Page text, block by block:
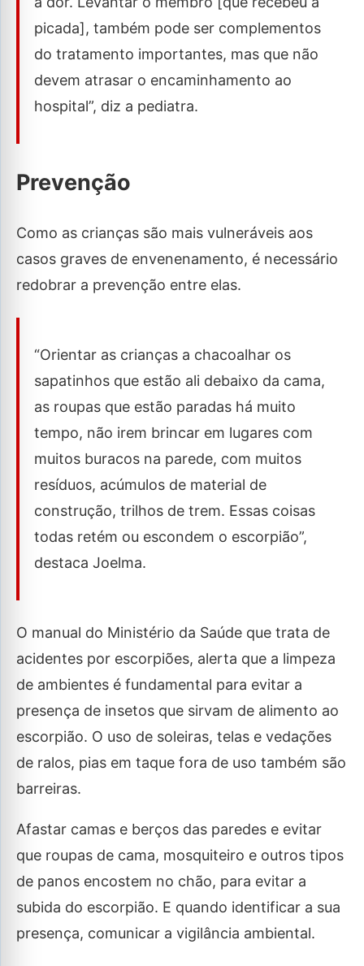
picada], também pode ser complementos
do tratamento importantes, mas que não
devem atrasar o encaminhamento ao
hospital”, diz a pediatra.
Prevenção
Como as crianças são mais vulneráveis aos
casos graves de envenenamento, é necessário
redobrar a prevenção entre elas.
“Orientar as crianças a chacoalhar os
sapatinhos que estão ali debaixo da cama,
as roupas que estão paradas há muito
tempo, não irem brincar em lugares com
muitos buracos na parede, com muitos
resíduos, acúmulos de material de
construção, trilhos de trem. Essas coisas
todas retém ou escondem o escorpião”,
destaca Joelma.
O manual do Ministério da Saúde que trata de
acidentes por escorpiões, alerta que a limpeza
de ambientes é fundamental para evitar a
presença de insetos que sirvam de alimento ao
escorpião. O uso de soleiras, telas e vedações
de ralos, pias em taque fora de uso também são
barreiras.
Afastar camas e berços das paredes e evitar
que roupas de cama, mosquiteiro e outros tipos
de panos encostem no chão, para evitar a
subida do escorpião. E quando identificar a sua
presença, comunicar a vigilância ambiental.